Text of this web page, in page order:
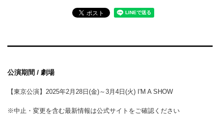
公演期間 / 劇場
【東京公演】2025年2月28日(金)～3月4日(火) I'M A SHOW
※中止・変更を含む最新情報は公式サイトをご確認ください